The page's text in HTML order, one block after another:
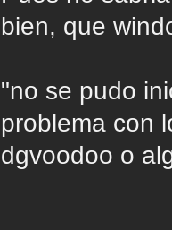
bien, que
"no se pudo
problema con
dgvoodoo o